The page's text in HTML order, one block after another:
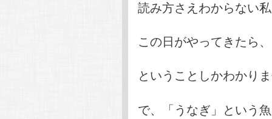
読み方さえわからない
この日がやってきたら
ということしかわかり
で、「うなぎ」という